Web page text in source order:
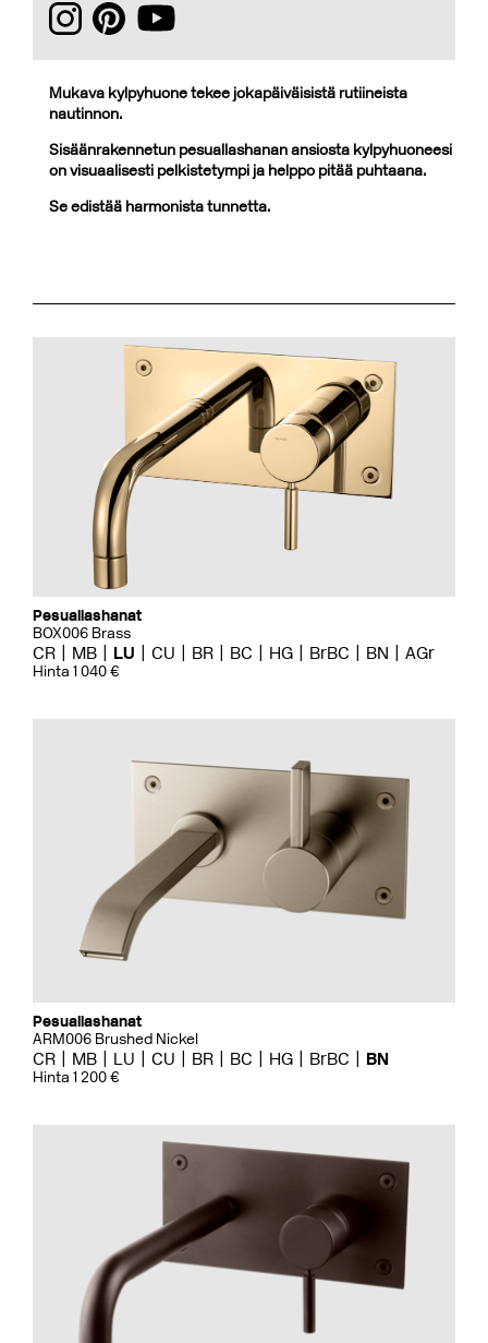
Mukava kylpyhuone tekee jokapäiväisistä rutiineista
nautinnon.
Sisäänrakennetun pesuallashanan ansiosta kylpyhuoneesi
on visuaalisesti pelkistetympi ja helppo pitää puhtaana.
Se edistää harmonista tunnetta.
Pesuallashanat
BOX006 Brass
CR MB LU CU BR BC HG BrBC BN AGr
Hinta 1 040 €
Pesuallashanat
ARM006 Brushed Nickel
CR MB LU CU BR BC HG BrBC BN
Hinta 1 200 €